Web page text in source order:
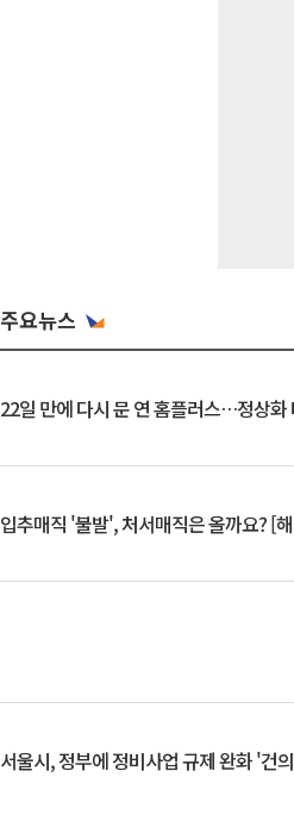
주요뉴스
22일 만에 다시 문 연 홈플러스…정상화
입추매직 '불발', 처서매직은 올까요? [
서울시, 정부에 정비사업 규제 완화 '